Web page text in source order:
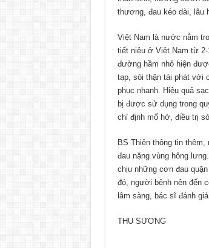
thương, đau kéo dài, lâu
Việt Nam là nước nằm
tiết niệu ở Việt Nam từ
đường hầm nhỏ hiện
tạp, sỏi thận tái phát với
phục nhanh. Hiệu quả
bị được sử dụng trong
chỉ định mổ hở, điều trị
BS Thiện thông tin
đau nặng vùng hông
chịu những cơn đau
đó, người bệnh nên đến
lâm sàng, bác sĩ đánh
THU SƯƠNG